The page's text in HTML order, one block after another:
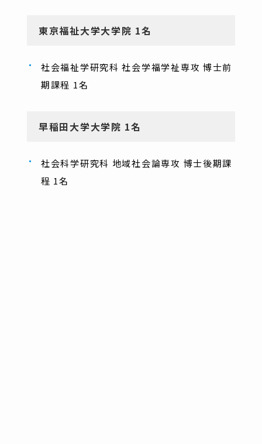
東京福祉大学大学院 1名
社会福祉学研究科 社会学福学祉専攻 博士前
期課程 1名
早稲田大学大学院 1名
社会科学研究科 地域社会論専攻 博士後期課
程 1名